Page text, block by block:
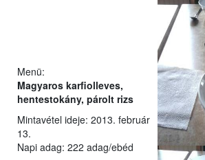
Menü:
Magyaros karfiolleves,
hentestokány, párolt rizs
Mintavétel ideje: 2013. február
13.
Napi adag: 222 adag/ebéd